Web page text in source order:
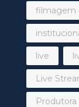
filmagem
live
Live
Produtora